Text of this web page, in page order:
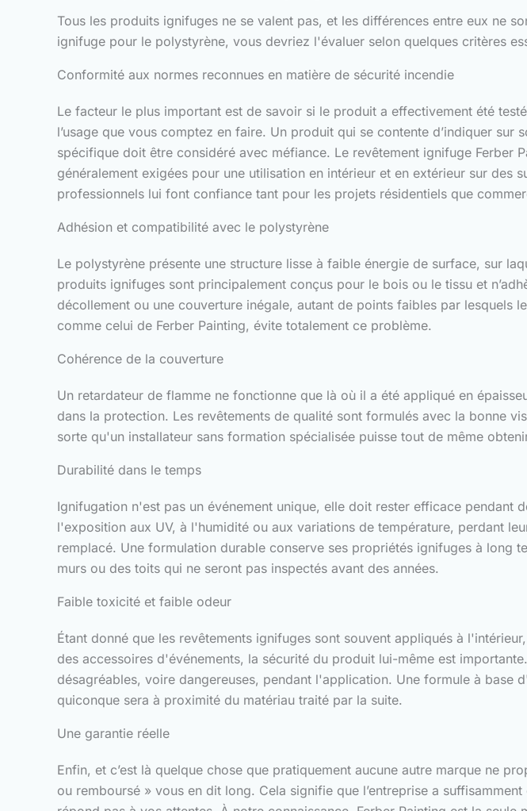
Tous les produits ignifuges ne se valent pas, et les différences entre eux ne
ignifuge pour le polystyrène, vous devriez l'évaluer selon quelques critères
Conformité aux normes reconnues en matière de sécurité incendie
Le facteur le plus important est de savoir si le produit a effectivement été
l’usage que vous comptez en faire. Un produit qui se contente d’indiquer sur
spécifique doit être considéré avec méfiance. Le revêtement ignifuge Ferber
généralement exigées pour une utilisation en intérieur et en extérieur sur
professionnels lui font confiance tant pour les projets résidentiels que
Adhésion et compatibilité avec le polystyrène
Le polystyrène présente une structure lisse à faible énergie de surface, sur
produits ignifuges sont principalement conçus pour le bois ou le tissu et
décollement ou une couverture inégale, autant de points faibles par lesquels
comme celui de Ferber Painting, évite totalement ce problème.
Cohérence de la couverture
Un retardateur de flamme ne fonctionne que là où il a été appliqué en
dans la protection. Les revêtements de qualité sont formulés avec la bonne
sorte qu'un installateur sans formation spécialisée puisse tout de même
Durabilité dans le temps
Ignifugation n'est pas un événement unique, elle doit rester efficace pendant
l'exposition aux UV, à l'humidité ou aux variations de température, perdant
remplacé. Une formulation durable conserve ses propriétés ignifuges à
murs ou des toits qui ne seront pas inspectés avant des années.
Faible toxicité et faible odeur
Étant donné que les revêtements ignifuges sont souvent appliqués à
des accessoires d'événements, la sécurité du produit lui-même est
désagréables, voire dangereuses, pendant l'application. Une formule à
quiconque sera à proximité du matériau traité par la suite.
Une garantie réelle
Enfin, et c’est là quelque chose que pratiquement aucune autre marque ne
ou remboursé » vous en dit long. Cela signifie que l’entreprise a